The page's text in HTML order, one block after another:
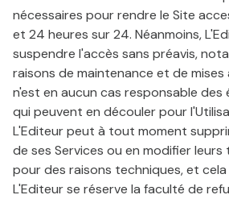
nécessaires pour rendre le Site
et 24 heures sur 24. Néanmoins,
suspendre l'accès sans préavis,
raisons de maintenance et de mises
n'est en aucun cas responsable des
qui peuvent en découler pour
L'Editeur peut à tout moment
de ses Services ou en modifier
pour des raisons techniques, et cela
L'Editeur se réserve la faculté de